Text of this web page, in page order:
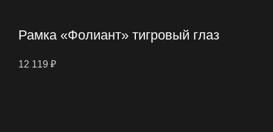
Рамка «Фолиант» тигровый глаз
12 119 ₽